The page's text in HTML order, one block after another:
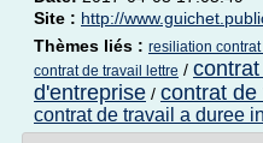
Site : http://
Thèmes liés : resiliation
contrat de travail lettre /
d'entreprise / contrat
contrat de travail a duree